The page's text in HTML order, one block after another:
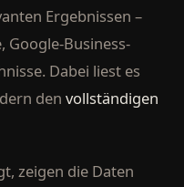
Ergebnissen –
Business-
Dabei liest es
den vollständigen
zeigen die Daten